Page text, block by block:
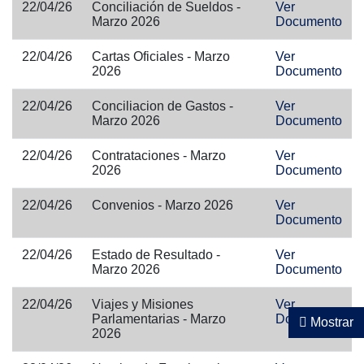
Mostrar
22/04/26
Conciliación de Sueldos -
Marzo 2026
Ver
Documento
22/04/26
Cartas Oficiales - Marzo
2026
Ver
Documento
22/04/26
Conciliacion de Gastos -
Marzo 2026
Ver
Documento
22/04/26
Contrataciones - Marzo
2026
Ver
Documento
22/04/26 Convenios - Marzo 2026
Ver
Documento
22/04/26
Estado de Resultado -
Marzo 2026
Ver
Documento
22/04/26
Viajes y Misiones
Parlamentarias - Marzo
2026
Ver
Documento